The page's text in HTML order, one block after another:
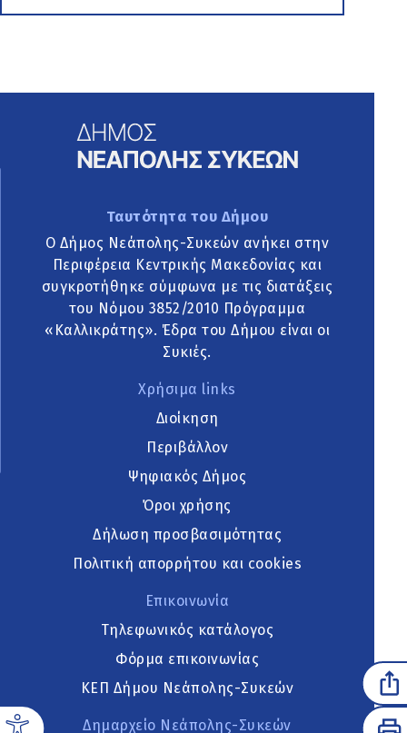
Ταυτότητα του Δήμου
Ο Δήμος Νεάπολης-Συκεών ανήκει στην
Περιφέρεια Κεντρικής Μακεδονίας και
συγκροτήθηκε σύμφωνα με τις διατάξεις
του Νόμου 3852/2010 Πρόγραμμα
«Καλλικράτης». Έδρα του Δήμου είναι οι
Συκιές.
Χρήσιμα links
Διοίκηση
Περιβάλλον
Ψηφιακός Δήμος
Όροι χρήσης
Δήλωση προσβασιμότητας
Πολιτική απορρήτου και cookies
Επικοινωνία
Τηλεφωνικός κατάλογος
Φόρμα επικοινωνίας
ΚΕΠ Δήμου Νεάπολης-Συκεών
Δημαρχείο Νεάπολης-Συκεών